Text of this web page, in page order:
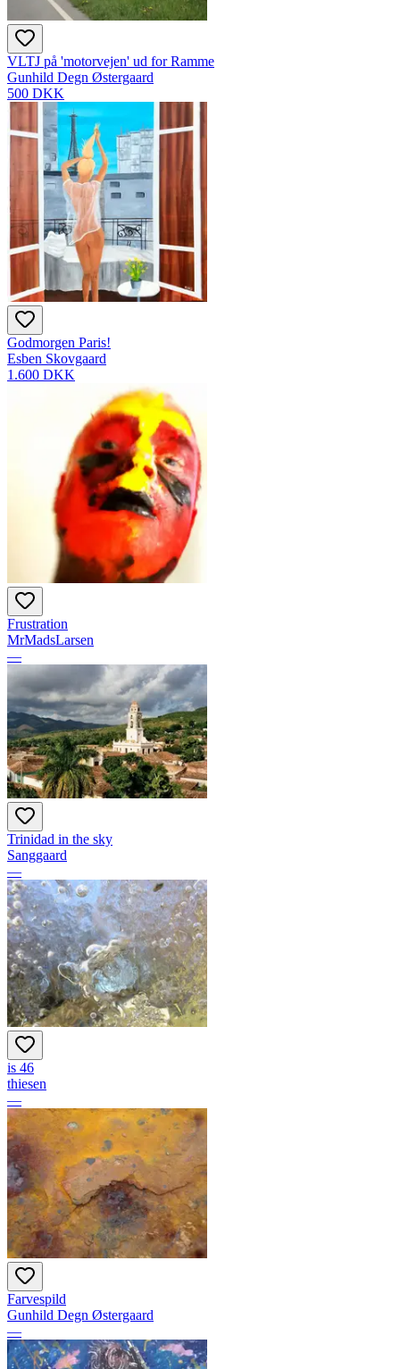
VLTJ på 'motorvejen' ud for Ramme
Gunhild Degn Østergaard
500 DKK
Godmorgen Paris!
Esben Skovgaard
1.600 DKK
Frustration
MrMadsLarsen
—
Trinidad in the sky
Sanggaard
—
is 46
thiesen
—
Farvespild
Gunhild Degn Østergaard
—